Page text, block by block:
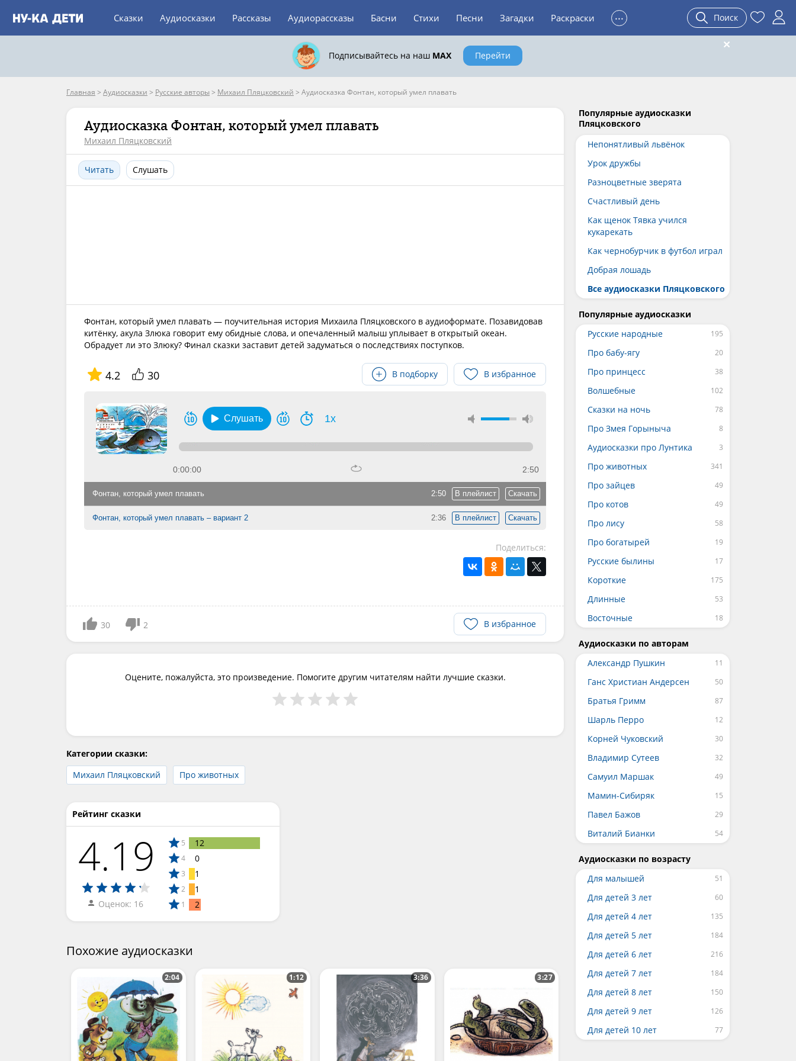
Сказки Аудиосказки Рассказы Аудиорассказы Басни Стихи Песни Загадки Раскраски ... Поиск
Подписывайтесь на наш MAX Перейти
Главная > Аудиосказки > Русские авторы > Михаил Пляцковский > Аудиосказка Фонтан, который умел плавать
Аудиосказка Фонтан, который умел плавать
Михаил Пляцковский
Читать Слушать
Фонтан, который умел плавать — поучительная история Михаила Пляцковского в аудиоформате. Позавидовав
китёнку, акула Злюка говорит ему обидные слова, и опечаленный малыш уплывает в открытый океан.
Обрадует ли это Злюку? Финал сказки заставит детей задуматься о последствиях поступков.
4.2 30 В подборку В избранное
Слушать 1x
0:00:00 2:50
2:50 В плейлист Скачать
Фонтан, который умел плавать
2:36 В плейлист Скачать
Фонтан, который умел плавать – вариант 2
Поделиться:
30 2 В избранное
Оцените, пожалуйста, это произведение. Помогите другим читателям найти лучшие сказки.
Категории сказки:
Михаил Пляцковский
Про животных
Рейтинг сказки
4.19
Оценок: 16
5 12
4 0
3 1
2 1
1 2
Похожие аудиосказки
2:04 1:12 3:36 3:27
Популярные аудиосказки
Пляцковского
Непонятливый львёнок
Урок дружбы
Разноцветные зверята
Счастливый день
Как щенок Тявка учился
кукарекать
Как чернобурчик в футбол играл
Добрая лошадь
Все аудиосказки Пляцковского
Популярные аудиосказки
Русские народные
Про бабу-ягу
Про принцесс
Волшебные
Сказки на ночь
Про Змея Горыныча
Аудиосказки про Лунтика
Про животных
Про зайцев
Про котов
Про лису
Про богатырей
Русские былины
Короткие
Длинные
Восточные
Аудиосказки по авторам
Александр Пушкин
Ганс Христиан Андерсен
Братья Гримм
Шарль Перро
Корней Чуковский
Владимир Сутеев
Самуил Маршак
Мамин-Сибиряк
Павел Бажов
Виталий Бианки
Аудиосказки по возрасту
Для малышей
Для детей 3 лет
Для детей 4 лет
Для детей 5 лет
Для детей 6 лет
Для детей 7 лет
Для детей 8 лет
Для детей 9 лет
Для детей 10 лет